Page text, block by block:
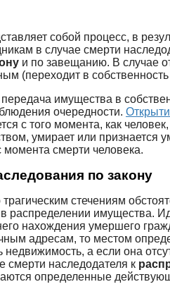
собой процесс, в
в случае смерти
и по завещанию. В случае
(переходит в собственность
имущества в
очередности.
с того момента, как человек,
умирает или признается
смерти человека.
по закону
стечениям
распределении имущества.
нахождения умершего
адресам, то местом
недвижимость, а если она
смерти наследодателя к
определенные